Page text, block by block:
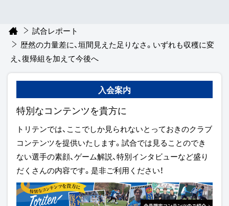
試合レポート
歴然の力量差に、垣間見えた足りなさ。いずれも収穫に変
え、復帰組を加えて今後へ
入会案内
特別なコンテンツを貴方に
トリテンでは、ここでしか見られないとっておきのクラブ
コンテンツを提供いたします。試合では見ることのでき
ない選手の素顔、ゲーム解説、特別インタビューなど盛り
だくさんの内容です。是非ご利用ください！